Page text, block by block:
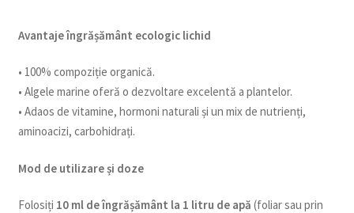
Avantaje îngrășământ ecologic lichid
• 100% compoziție organică.
• Algele marine oferă o dezvoltare excelentă a plantelor.
• Adaos de vitamine, hormoni naturali și un mix de nutrienți,
aminoacizi, carbohidrați.
Mod de utilizare și doze
Folosiți 10 ml de îngrășământ la 1 litru de apă (foliar sau prin